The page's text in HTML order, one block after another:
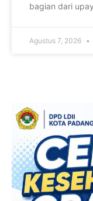
bagian dari
Agustus 7, 2026